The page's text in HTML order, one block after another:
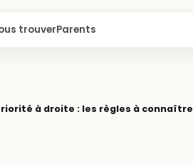
trouverParents
à droite : les règles à connaître